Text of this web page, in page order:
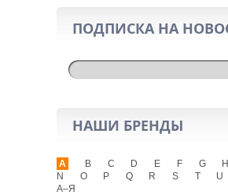
ПОДПИСКА НА
НАШИ БРЕНДЫ
A B C D E F G H
N
O P Q R S T U
А–Я